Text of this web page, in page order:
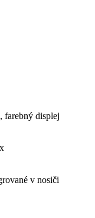
displej
v nosiči